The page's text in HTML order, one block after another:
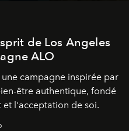
de Los Angeles
ALO
campagne inspirée par
être authentique, fondé
l'acceptation de soi.